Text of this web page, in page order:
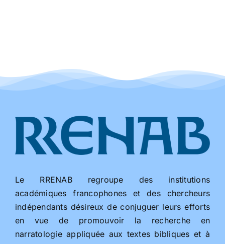
Le RRENAB regroupe des institutions
académiques francophones et des chercheurs
indépendants désireux de conjuguer leurs efforts
en vue de promouvoir la recherche en
narratologie appliquée aux textes bibliques et à